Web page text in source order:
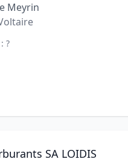
Meyrin
?
SA LOIDIS